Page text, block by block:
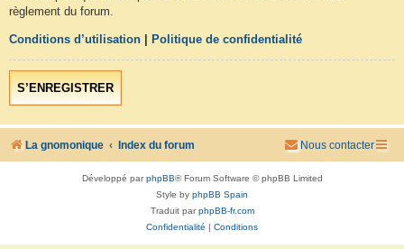
règlement du forum.
Conditions d’utilisation Politique de confidentialité
S’ENREGISTRER
La gnomonique Index du forum Nous contacter
Développé parphpBB® Forum Software © phpBB Limited
Style by phpBB Spain
Traduit parphpBB-fr.com
Confidentialité
Conditions